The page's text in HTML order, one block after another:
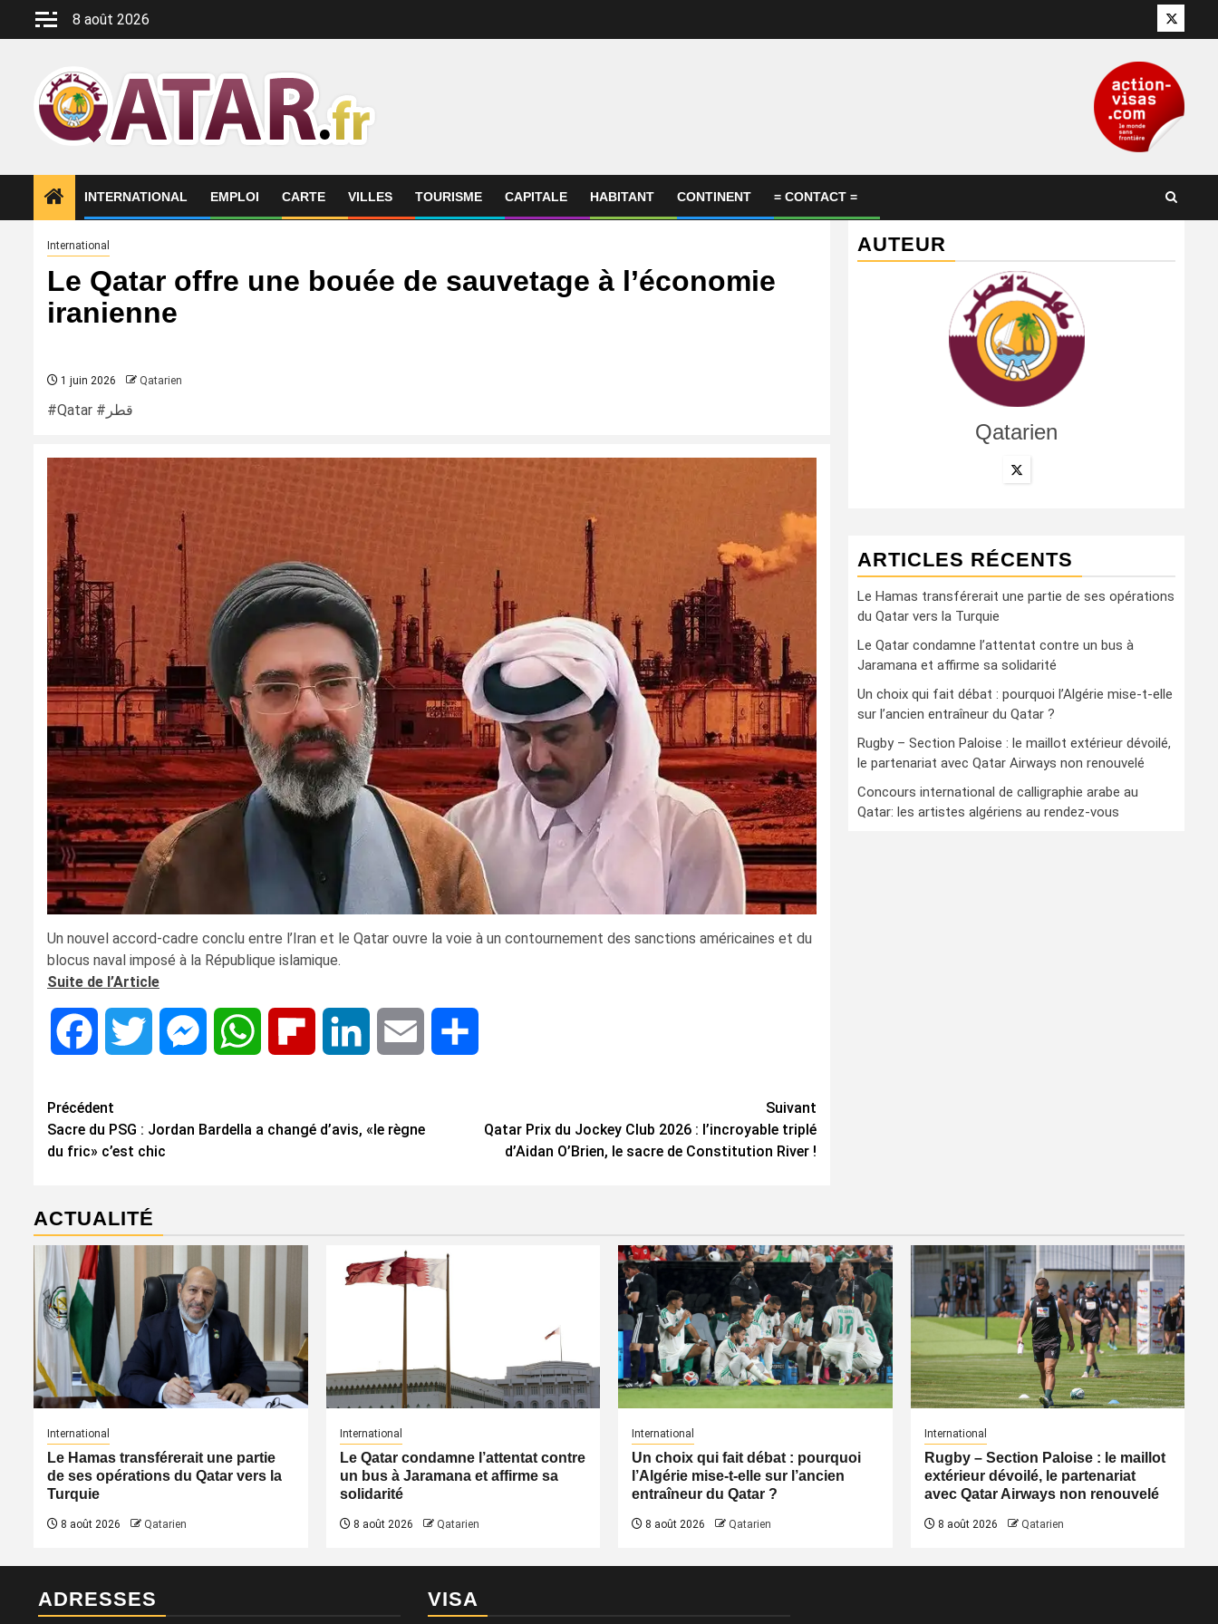
8 août 2026 Twitter
INTERNATIONAL EMPLOI CARTE VILLES TOURISME CAPITALE HABITANT CONTINENT = CONTACT =
International
Le Qatar offre une bouée de sauvetage à l’économie
iranienne
1 juin 2026 Qatarien
#Qatar #قطر
Un nouvel accord-cadre conclu entre l’Iran et le Qatar ouvre la voie à un contournement des sanctions américaines et du
blocus naval imposé à la République islamique.
Suite de l’Article
Facebook Twitter MessengerWhatsApp Flipboard LinkedIn Email
Navigation
d’article
Précédent
Sacre du PSG : Jordan Bardella a changé d’avis, «le règne
du fric» c’est chic
Suivant
Qatar Prix du Jockey Club 2026 : l’incroyable triplé
d’Aidan O’Brien, le sacre de Constitution River !
AUTEUR
Qatarien
ARTICLES RÉCENTS
Le Hamas transférerait une partie de ses opérations
du Qatar vers la Turquie
Le Qatar condamne l’attentat contre un bus à
Jaramana et affirme sa solidarité
Un choix qui fait débat : pourquoi l’Algérie mise-t-elle
sur l’ancien entraîneur du Qatar ?
Rugby – Section Paloise : le maillot extérieur dévoilé,
le partenariat avec Qatar Airways non renouvelé
Concours international de calligraphie arabe au
Qatar: les artistes algériens au rendez-vous
ACTUALITÉ
International
Le Hamas transférerait une partie
de ses opérations du Qatar vers la
Turquie
8 août 2026 Qatarien
International
Le Qatar condamne l’attentat contre
un bus à Jaramana et affirme sa
solidarité
8 août 2026 Qatarien
International
Un choix qui fait débat : pourquoi
l’Algérie mise-t-elle sur l’ancien
entraîneur du Qatar ?
8 août 2026 Qatarien
International
Rugby – Section Paloise : le maillot
extérieur dévoilé, le partenariat
avec Qatar Airways non renouvelé
8 août 2026 Qatarien
ADRESSES VISA